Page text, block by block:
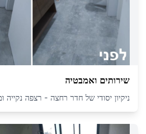
שירותים ואמבטיה
ניקיון יסודי של חדר רחצה - רצפה נקייה